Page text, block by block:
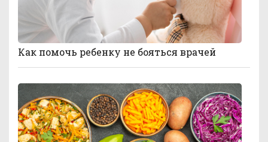
Как помочь ребенку не бояться врачей